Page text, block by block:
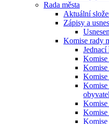
Rada města
Aktuální
Zápisy a
Komise rady
Komise
Komise
obyvatel
Komise
Komise
Komise